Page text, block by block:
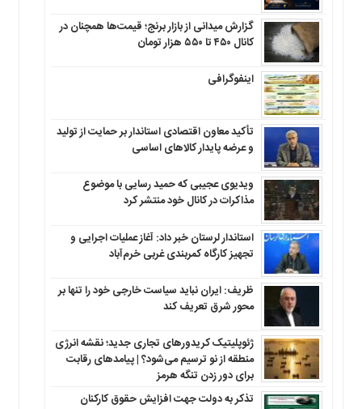
گزارش میدانی از بازار برنج؛ قیمت‌ها همچنان در
کانال ۴۵۰ تا ۵۵۰ هزار تومان
اینفوگرافی
تأکید معاون اقتصادی استاندار بر حمایت از تولید
و عرضه پایدار کالاهای اساسی
ویدیوی عجیبی که حمید رسایی با موضوع
مذاکرات در کانال خود منتشر کرد
استاندار لرستان خبر داد: آغاز عملیات اجرایی و
تجهیز کارگاه کمربندی غربی خرم‌آباد
ظریف: ایران نباید سیاست خارجی خود را تنها بر
محور شرق تعریف کند
ژئوپلیتیک کریدورهای تجاری جدید؛ نقشه انرژی
منطقه‌ از نو ترسیم می‌شود؟ | پیامدهای رقابت
برای دور زدن تنگه هرمز
تذکر به دولت جهت افزایش حقوق کارکنان ‌